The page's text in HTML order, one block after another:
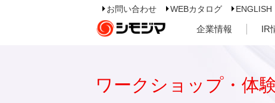
お問い合わせ WEBカタログ ENGLISH
企業情報 IR
ワークショップ・体